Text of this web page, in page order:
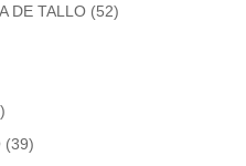
DE TALLO (52)
(39)